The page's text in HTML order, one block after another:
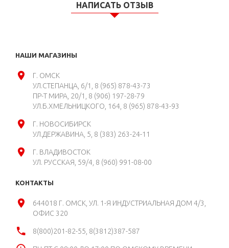
НАПИСАТЬ ОТЗЫВ
НАШИ МАГАЗИНЫ
Г. ОМСК
УЛ.СТЕПАНЦА, 6/1
8 (965) 878-43-73
ПР-Т МИРА, 20/1
8 (906) 197-28-79
УЛ.Б.ХМЕЛЬНИЦКОГО, 164 8 (965) 878-43-93
Г. НОВОСИБИРСК
УЛ.ДЕРЖАВИНА, 5 8 (383) 263-24-11
Г. ВЛАДИВОСТОК
УЛ. РУССКАЯ, 59/4 8 (960) 991-08-00
КОНТАКТЫ
644018 Г. ОМСК, УЛ. 1-Я ИНДУСТРИАЛЬНАЯ ДОМ 4/3,
ОФИС 320
8(800)201-82-55, 8(3812)387-587